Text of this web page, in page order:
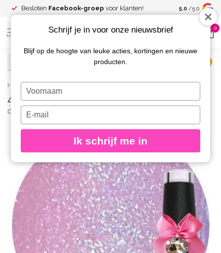
Besloten Facebook-groep voor klanten! Spaar voor
kortingen
5.0 /5.0
MENU
0
Home / 423 Gellak Glitter Glass Cutie 10 ml.
423 Gellak Glitter Glass Cutie 10 ml.
DIVA
Schrijf je in voor onze nieuwsbrief
Blijf op de hoogte van leuke acties, kortingen en nieuwe
producten.
Typ
je
naam
Typ
je
e-
in
Ik schrijf me in